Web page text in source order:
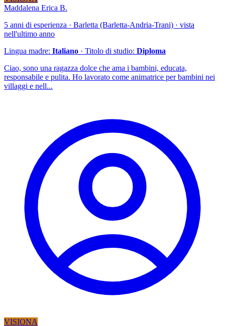
Maddalena Erica B.
5 anni di esperienza · Barletta (Barletta-Andria-Trani) · vista
nell'ultimo anno
Lingua madre: Italiano · Titolo di studio: Diploma
Ciao, sono una ragazza dolce che ama i bambini, educata,
responsabile e pulita. Ho lavorato come animatrice per bambini nei
villaggi e nell...
VISIONA